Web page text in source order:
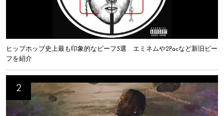
ヒップホップ史上最も印象的なビーフ5選 エミネムや2Pacなど新旧ビー
フを紹介